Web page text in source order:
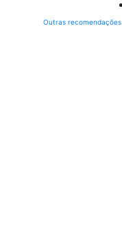
Outras recomendações